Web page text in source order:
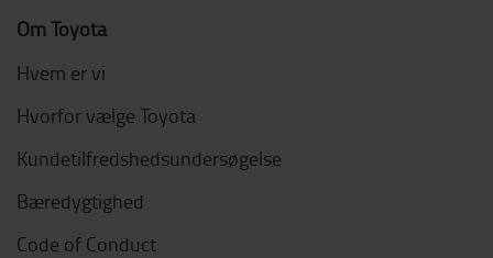
Om Toyota
Hvem er vi
Hvorfor vælge Toyota
Kundetilfredshedsundersøgelse
Bæredygtighed
Code of Conduct